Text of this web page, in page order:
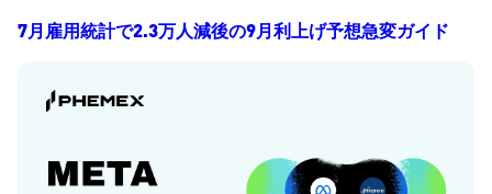
7月雇用統計で2.3万人減後の9月利上げ予想急変ガイド